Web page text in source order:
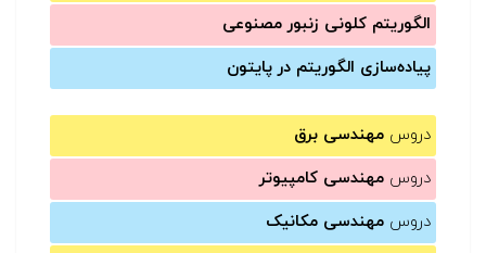
الگوریتم کلونی زنبور مصنوعی
پیاده‌سازی الگوریتم در پایتون
دروس مهندسی برق
دروس مهندسی کامپیوتر
دروس مهندسی مکانیک